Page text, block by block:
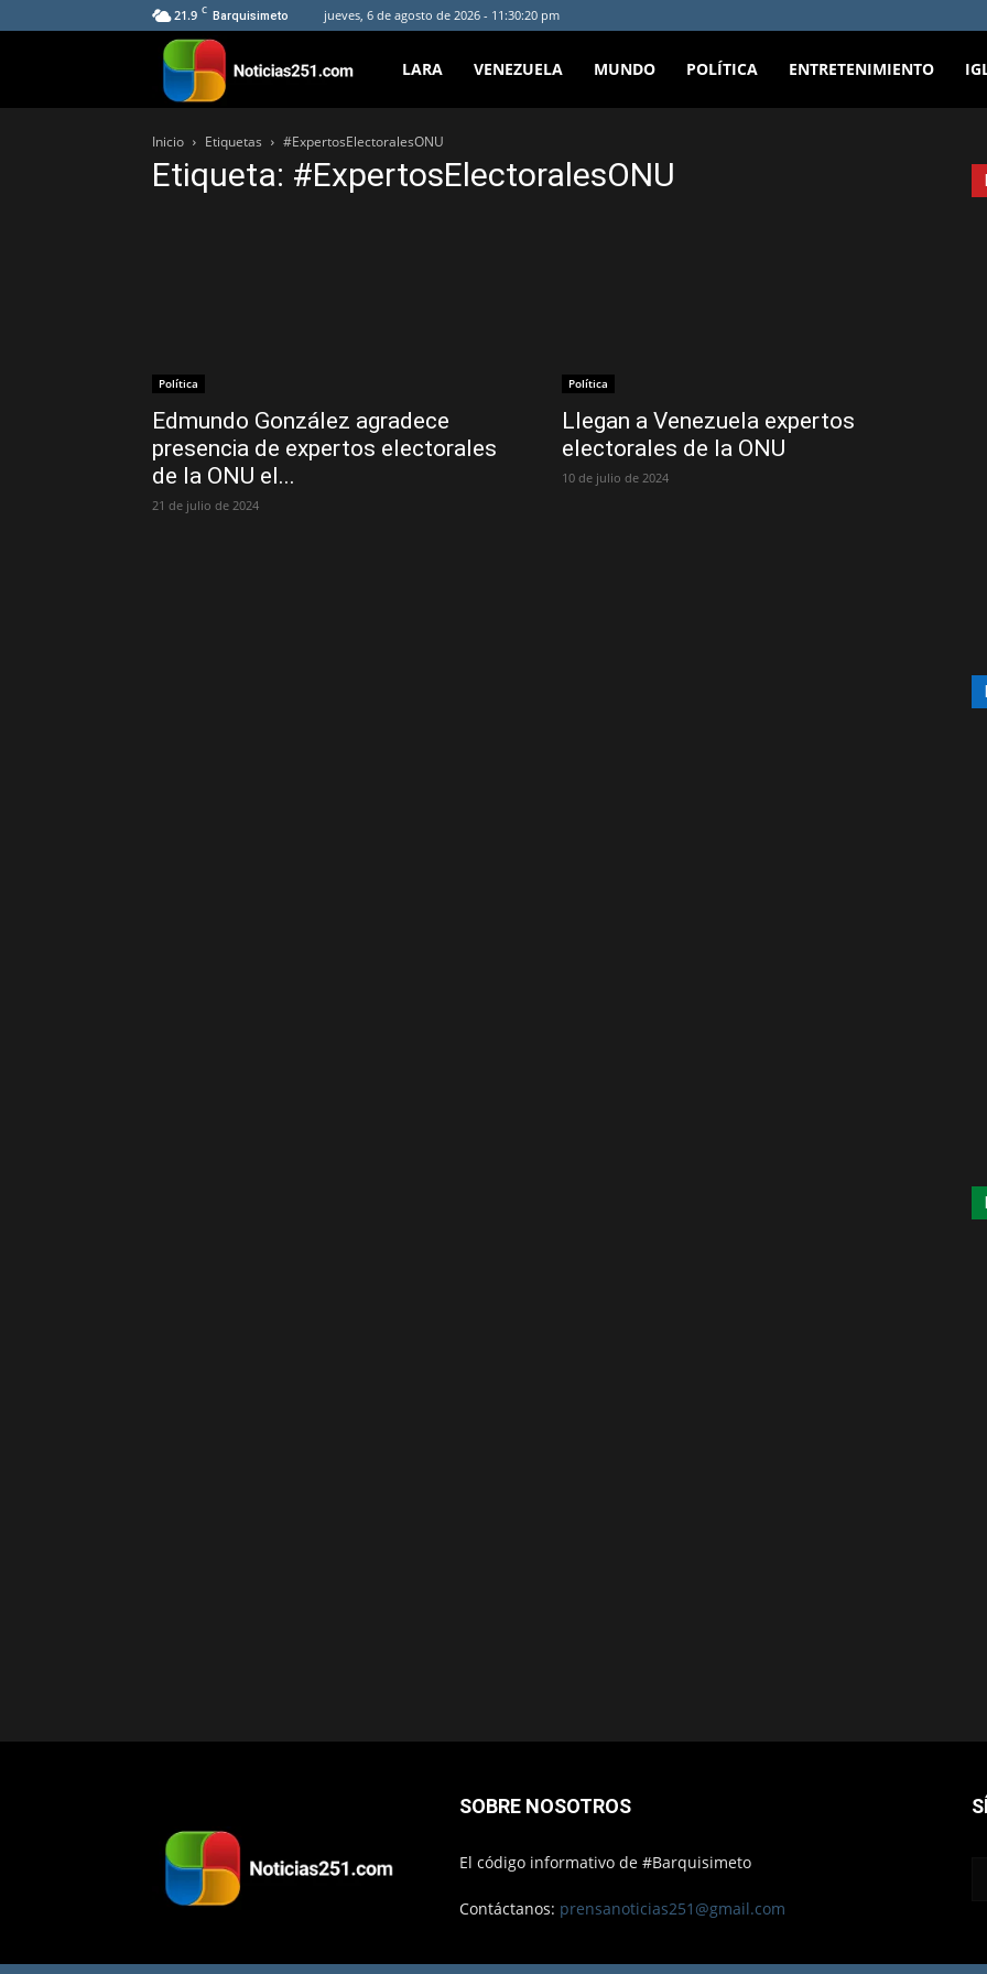
21.9 C Barquisimeto jueves, 6 de agosto de 2026 - 11:30:20 pm
Noticias251
LARA VENEZUELA MUNDO POLÍTICA ENTRETENIMIENTO
Inicio Etiquetas #ExpertosElectoralesONU
Etiqueta: #ExpertosElectoralesONU
Política
Edmundo González agradece
presencia de expertos electorales
de la ONU el...
21 de julio de 2024
Política
Llegan a Venezuela expertos
electorales de la ONU
10 de julio de 2024
SOBRE NOSOTROS
El código informativo de #Barquisimeto
Contáctanos: prensanoticias251@gmail.com